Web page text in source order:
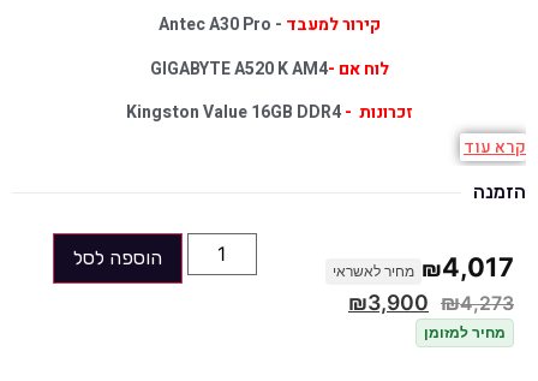
קירור למעבד - Antec A30 Pro
לוח אם -GIGABYTE A520 K AM4
זכרונות -Kingston Value 16GB DDR4
כרטיס מסך
קרא עוד
הזמנה
₪4,017 מחיר לאשראי
₪4,273
₪3,900
מחיר למזומן
הוספה לסל